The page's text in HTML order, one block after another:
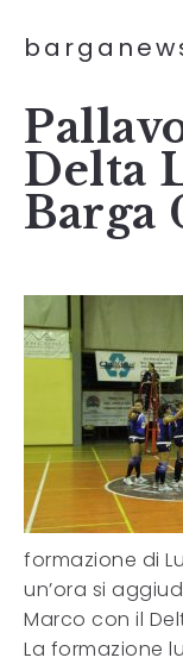
Delta
Barga
formazione di
un’ora si
Marco con il
La formazione